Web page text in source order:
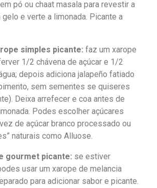
pó ou chaat masala para revestir a
gelo e verte a limonada. Picante a
simples picante: faz um xarope
1/2 chávena de açúcar e 1/2
depois adiciona jalapeño fatiado
sem sementes se quiseres
Deixa arrefecer e coa antes de
Podes escolher açúcares
de açúcar branco processado ou
naturais como Alluose.
gourmet picante: se estiver
usar um xarope de melancia
para adicionar sabor e picante.